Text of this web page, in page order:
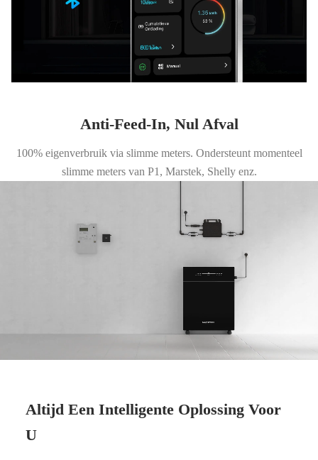
Anti-Feed-In, Nul Afval
100% eigenverbruik via slimme meters. Ondersteunt momenteel
slimme meters van P1, Marstek, Shelly enz.
Altijd Een Intelligente Oplossing Voor
U